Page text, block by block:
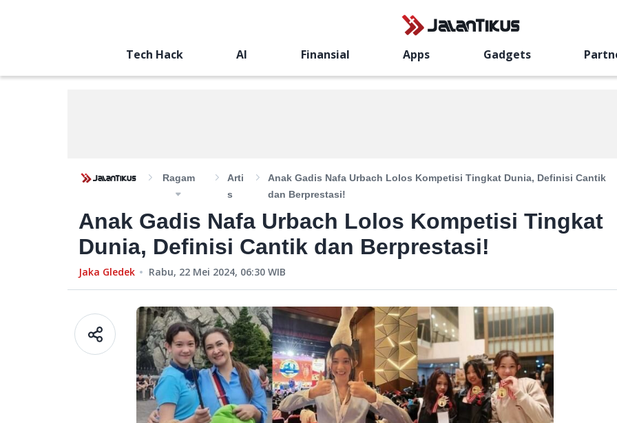
Tech Hack AI Finansial Apps Gadgets
Ragam
Arti
S
Anak Gadis Nafa Urbach Lolos Kompetisi Tingkat Dunia, Definisi Cantik
dan Berprestasi!
Anak Gadis Nafa Urbach Lolos Kompetisi Tingkat
Dunia, Definisi Cantik dan Berprestasi!
Jaka Gledek Rabu, 22 Mei 2024, 06:30 WIB